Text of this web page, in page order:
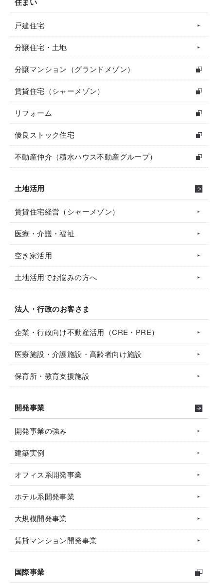
戸建住宅
分譲住宅・土地
分譲マンション（グランドメゾン）
賃貸住宅（シャーメゾン）
リフォーム
優良ストック住宅
不動産仲介（積水ハウス不動産グループ）
土地活用
賃貸住宅経営（シャーメゾン）
医療・介護・福祉
空き家活用
土地活用でお悩みの方へ
法人・行政のお客さま
企業・行政向け不動産活用（CRE・PRE）
医療施設・介護施設・高齢者向け施設
保育所・教育支援施設
開発事業
開発事業の強み
建築実例
オフィス系開発事業
ホテル系開発事業
大規模開発事業
賃貸マンション開発事業
国際事業